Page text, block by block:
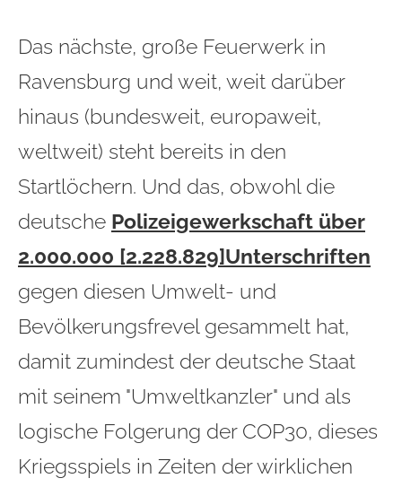
Das nächste, große Feuerwerk in
Ravensburg und weit, weit darüber
hinaus (bundesweit, europaweit,
weltweit) steht bereits in den
Startlöchern. Und das, obwohl die
deutsche Polizeigewerkschaft über
2.000.000 [2.228.829]Unterschriften
gegen diesen Umwelt- und
Bevölkerungsfrevel gesammelt hat,
damit zumindest der deutsche Staat
mit seinem "Umweltkanzler" und als
logische Folgerung der COP30, dieses
Kriegsspiels in Zeiten der wirklichen